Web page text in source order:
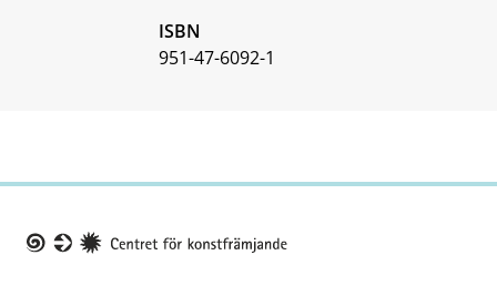
ISBN
951-47-6092-1